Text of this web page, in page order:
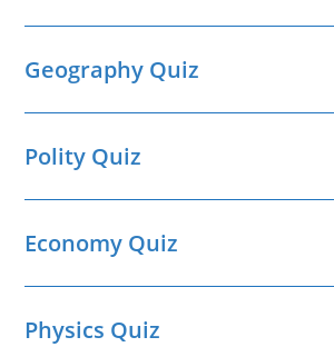
Geography Quiz
Polity Quiz
Economy Quiz
Physics Quiz